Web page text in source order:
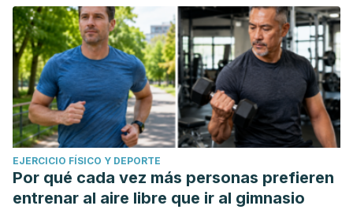
EJERCICIO FÍSICO Y DEPORTE
Por qué cada vez más personas prefieren
entrenar al aire libre que ir al gimnasio